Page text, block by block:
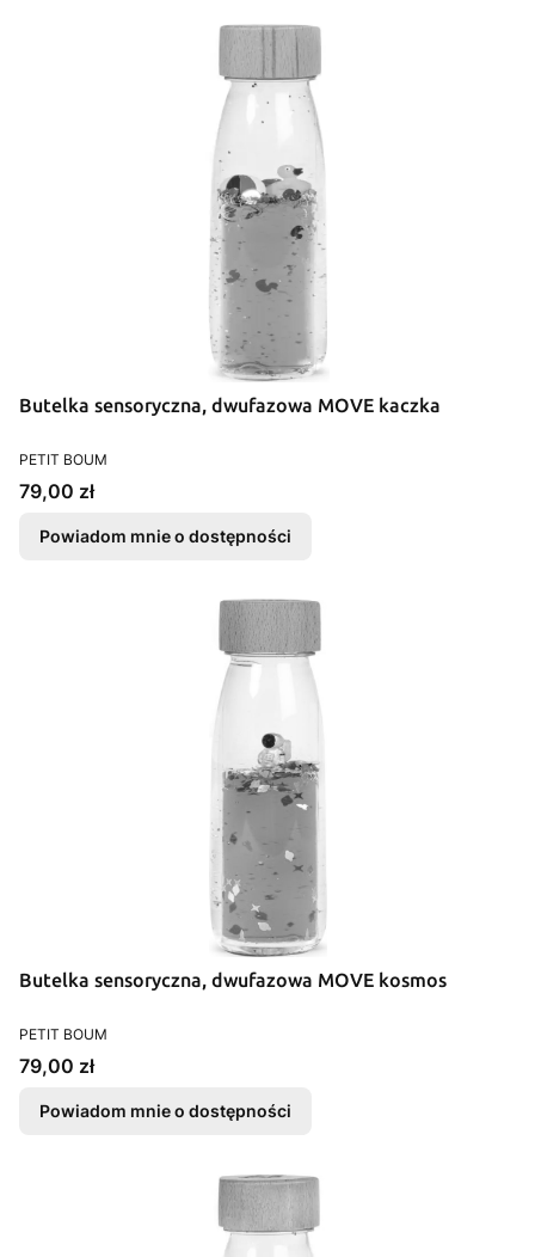
Butelka sensoryczna, dwufazowa MOVE kaczka
PRODUCENT
PETIT BOUM
Cena
79,00 zł
Powiadom mnie o dostępności
Butelka sensoryczna, dwufazowa MOVE kosmos
PRODUCENT
PETIT BOUM
Cena
79,00 zł
Powiadom mnie o dostępności